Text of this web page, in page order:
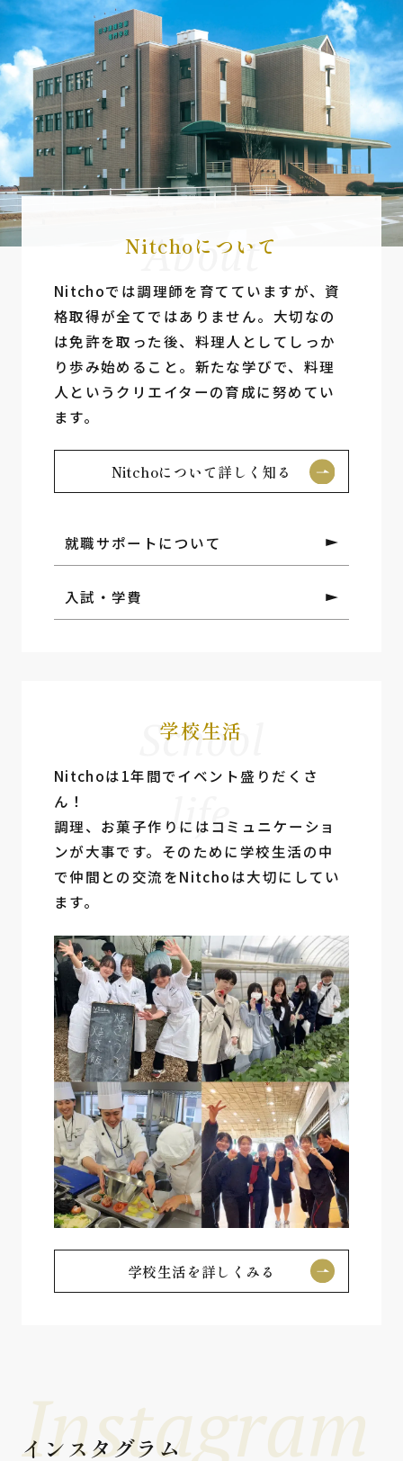
Nitchoについて
About
Nitchoでは調理師を育てていますが、資
格取得が全てではありません。⼤切なの
は免許を取った後、料理⼈としてしっか
り歩み始めること。新たな学びで、料理
⼈というクリエイターの育成に努めてい
ます。
Nitchoについて詳しく知る
就職サポートについて
入試・学費
学校生活
School
life
Nitchoは1年間でイベント盛りだくさ
ん！
調理、お菓⼦作りにはコミュニケーショ
ンが⼤事です。そのために学校⽣活の中
で仲間との交流をNitchoは⼤切にしてい
ます。
学校生活を詳しくみる
インスタグラム
Instagram